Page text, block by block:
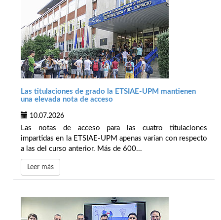
Las titulaciones de grado la ETSIAE-UPM mantienen
una elevada nota de acceso
10.07.2026
Las notas de acceso para las cuatro titulaciones
impartidas en la ETSIAE-UPM apenas varían con respecto
a las del curso anterior. Más de 600...
Leer más